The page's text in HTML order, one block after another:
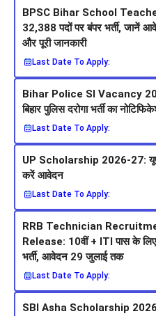
BPSC Bihar School
32,388 पदों पर बंपर भर्ती, जानें
और पूरी जानकारी
Last Date To Apply:
Bihar Police SI Vacancy
बिहार पुलिस दरोगा भर्ती का
Last Date To Apply:
UP Scholarship 2026-27:
करें आवेदन
Last Date To Apply:
RRB Technician
Release: 10वीं + ITI पास के
भर्ती, आवेदन 29 जुलाई तक
Last Date To Apply:
SBI Asha Scholarship